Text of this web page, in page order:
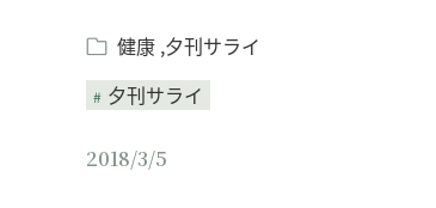
健康 夕刊サライ
夕刊サライ
2018/3/5